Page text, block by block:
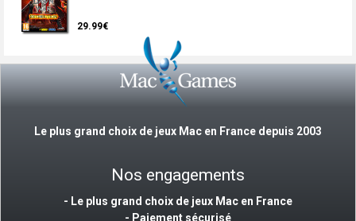
29.99€
Le plus grand choix de jeux Mac en France depuis 2003
Nos engagements
- Le plus grand choix de jeux Mac en France
- Paiement sécurisé